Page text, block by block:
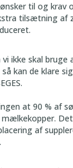
til og krav
tilsætning
ikke skal
kan de klare
at 90 % af
af